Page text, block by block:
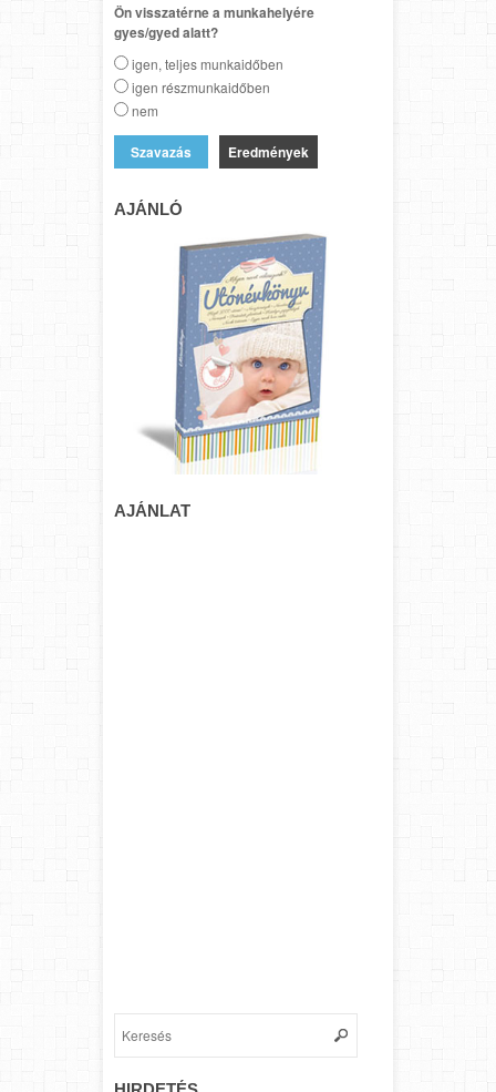
Ön visszatérne a munkahelyére
gyes/gyed alatt?
igen, teljes munkaidőben
igen részmunkaidőben
nem
Eredmények
AJÁNLÓ
AJÁNLAT